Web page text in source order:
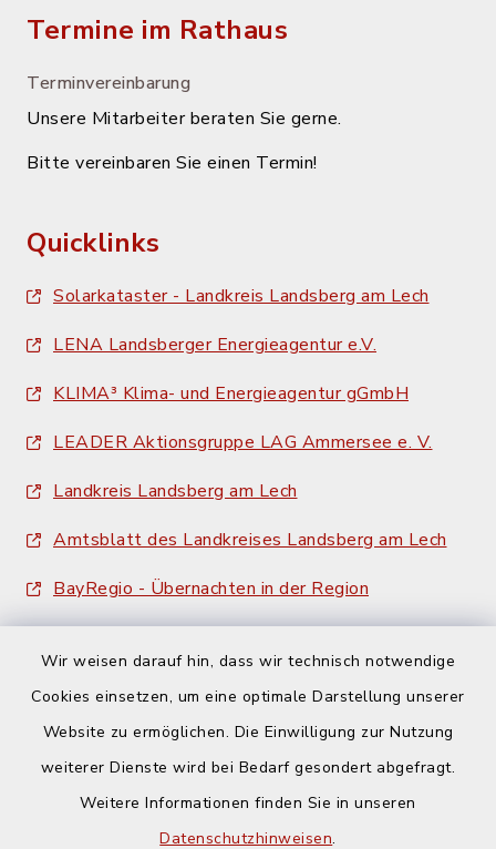
Wir weisen darauf hin, dass wir technisch notwendige
Cookies einsetzen, um eine optimale Darstellung unserer
Website zu ermöglichen. Die Einwilligung zur Nutzung
weiterer Dienste wird bei Bedarf gesondert abgefragt.
Weitere Informationen finden Sie in unseren
Datenschutzhinweisen.
Termine im Rathaus
Terminvereinbarung
Unsere Mitarbeiter beraten Sie gerne.
Bitte vereinbaren Sie einen Termin!
Quicklinks
Solarkataster - Landkreis Landsberg am Lech
LENA Landsberger Energieagentur e.V.
KLIMA³ Klima- und Energieagentur gGmbH
LEADER Aktionsgruppe LAG Ammersee e. V.
Landkreis Landsberg am Lech
Amtsblatt des Landkreises Landsberg am Lech
BayRegio - Übernachten in der Region
Barrierefreiheit